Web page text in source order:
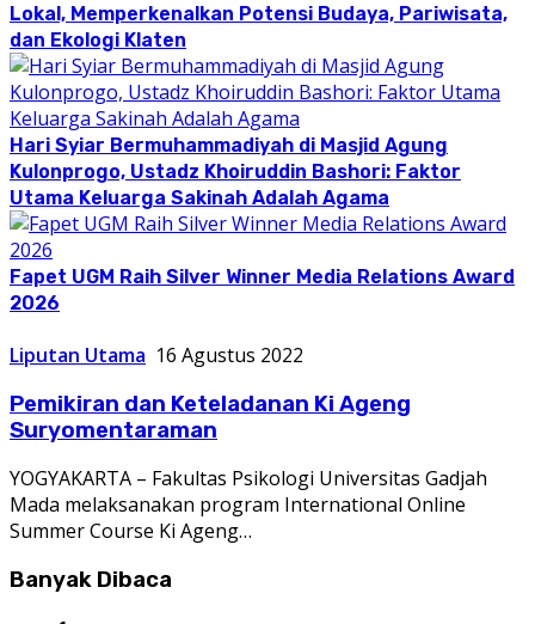
Lokal, Memperkenalkan Potensi Budaya, Pariwisata,
dan Ekologi Klaten
Hari Syiar Bermuhammadiyah di Masjid Agung
Kulonprogo, Ustadz Khoiruddin Bashori: Faktor
Utama Keluarga Sakinah Adalah Agama
Fapet UGM Raih Silver Winner Media Relations Award
2026
Liputan Utama 16 Agustus 2022
Pemikiran dan Keteladanan Ki Ageng
Suryomentaraman
YOGYAKARTA – Fakultas Psikologi Universitas Gadjah
Mada melaksanakan program International Online
Summer Course Ki Ageng…
Banyak Dibaca